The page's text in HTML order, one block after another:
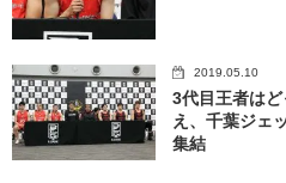
2019.05.10
3代目王者は
え、千葉ジェ
集結